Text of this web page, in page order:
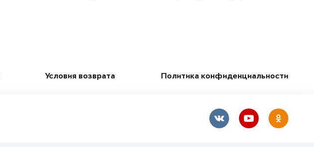
Условия возврата Политика конфиденциальности